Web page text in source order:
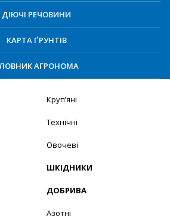
ДІЮЧІ РЕЧОВИНИ
КАРТА ҐРУНТІВ
АГРОНОМА
Круп’яні
Технічні
Овочеві
ШКІДНИКИ
ДОБРИВА
Азотні